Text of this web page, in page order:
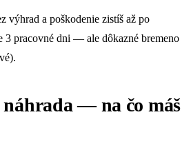
výhrad a poškodenie zistíš až po
3 pracovné dni — ale dôkazné bremeno
— na čo máš